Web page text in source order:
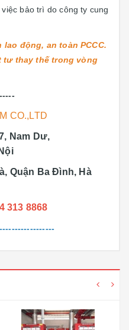
bảo trì do công ty cung
động, an toàn PCCC.
tư thay thế trong vòng
CO.,LTD
Nam Dư,
Nội
Quận Ba Đình, Hà
313 8868